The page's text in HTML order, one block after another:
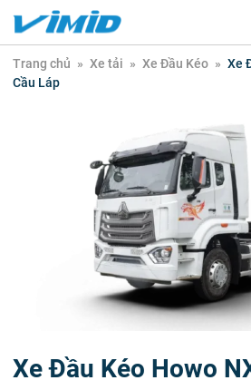
Trang chủ » Xe tải » Xe Đầu Kéo » Xe
Cầu Láp
Xe Đầu Kéo Howo